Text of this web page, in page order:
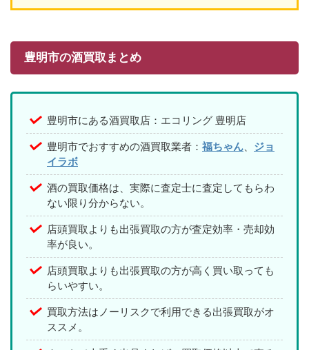
豊明市の酒買取まとめ
豊明市にある酒買取店：エコリング 豊明店
豊明市でおすすめの酒買取業者： 福ちゃん
ジョ
イラボ
酒の買取価格は、実際に査定士に査定してもらわ
ない限り分からない。
店頭買取よりも出張買取の方が査定効率・売却効
率が良い。
店頭買取よりも出張買取の方が高く買い取っても
らいやすい。
買取方法はノーリスクで利用できる出張買取がオ
ススメ。